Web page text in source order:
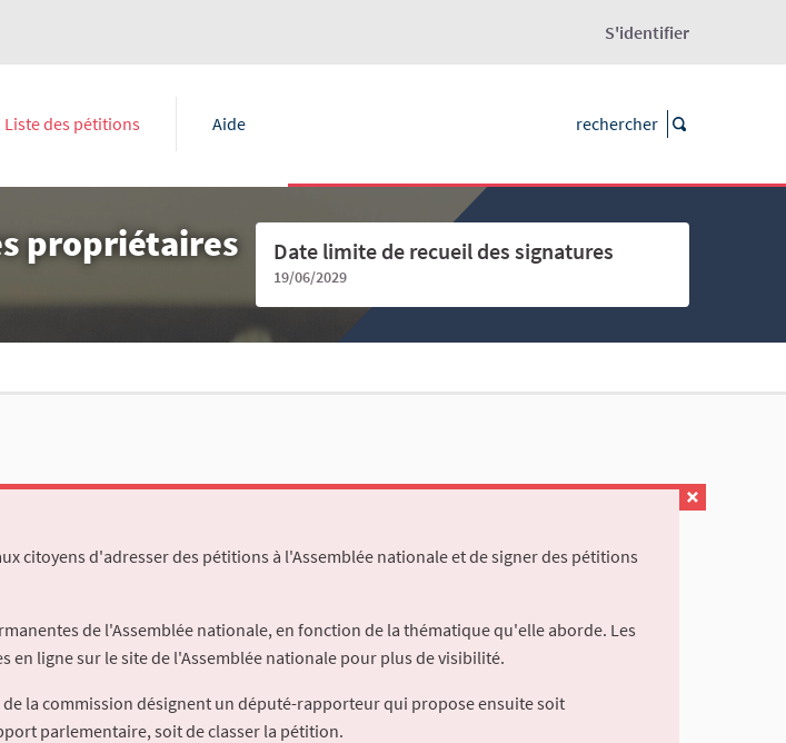
S'identifier
Liste des pétitions Aide
propriétaires
Date limite de recueil des signatures
19/06/2029
citoyens d'adresser des pétitions à l'Assemblée nationale et de signer des pétitions
de l'Assemblée nationale, en fonction de la thématique qu'elle aborde. Les
en ligne sur le site de l'Assemblée nationale pour plus de visibilité.
la commission désignent un député-rapporteur qui propose ensuite soit
parlementaire, soit de classer la pétition.